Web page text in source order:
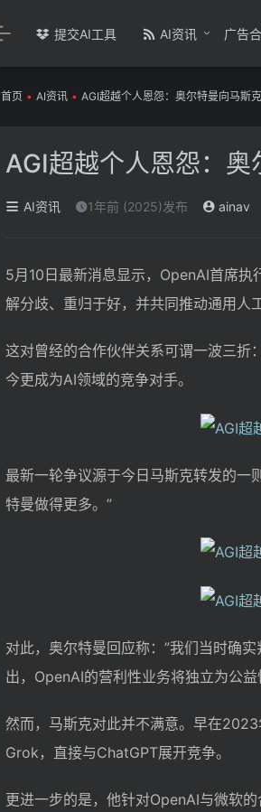
提交AI工具 AI资讯 广告
首页 • AI资讯 • AGI超越个人恩怨：奥尔特曼向马斯
AGI超越个人恩怨：
AI资讯 1年前 (2025)发布 ainav
5月10日最新消息显示，OpenAI首席执
解分歧、重归于好，并共同推动通用人
这对曾经的合作伙伴关系可谓一波三折
今更成为AI领域的竞争对手。
最新一轮争议源于今日马斯克转发的一
特曼做得更多。”
对此，奥尔特曼回应称：”我们当时确
出，OpenAI的营利性业务将独立为公
然而，马斯克对此并不满意。早在
Grok，直接与ChatGPT展开竞争。
更进一步的是，他针对OpenAI与微软